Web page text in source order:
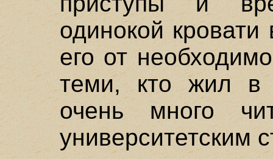
одинокой кровати
его от
теми, кто жил в
очень много
университетским